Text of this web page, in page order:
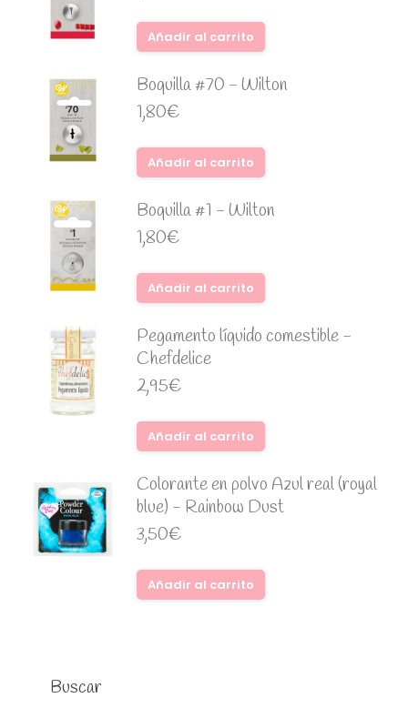
Añadir al carrito
Boquilla #70 - Wilton
1,80€
Añadir al carrito
Boquilla #1 - Wilton
1,80€
Añadir al carrito
Pegamento líquido comestible -
Chefdelice
2,95€
Añadir al carrito
Colorante en polvo Azul real (royal
blue) - Rainbow Dust
3,50€
Añadir al carrito
Buscar